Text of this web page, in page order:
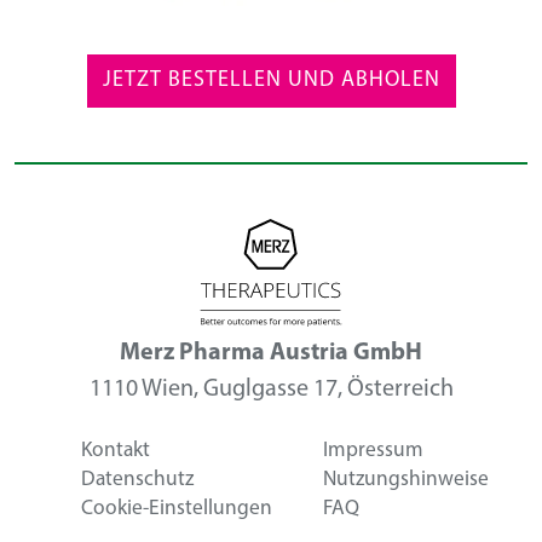
JETZT BESTELLEN UND ABHOLEN
Merz Pharma Austria GmbH
1110 Wien, Guglgasse 17, Österreich
Kontakt
Impressum
Datenschutz
Nutzungshinweise
Cookie-Einstellungen
FAQ